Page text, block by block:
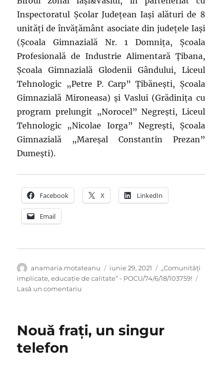
Inspectoratul Școlar Județean Iași alături de 8
unități de învățământ asociate din județele Iași
(Școala Gimnazială Nr. 1 Domnița, Școala
Profesională de Industrie Alimentară Țibana,
Școala Gimnazială Glodenii Gândului, Liceul
Tehnologic „Petre P. Carp” Țibănești, Școala
Gimnazială Mironeasa) și Vaslui (Grădinița cu
program prelungit „Norocel” Negrești, Liceul
Tehnologic „Nicolae Iorga” Negrești, Școala
Gimnazială „Mareșal Constantin Prezan”
Dumești).
Facebook X LinkedIn
Email
Autor
anamaria.motateanu
Publicat
pe
iunie 29, 2021 Categorii
„Comunități
implicate, educație de calitate” - POCU/74/6/18/103759!
Lasă un comentariu
cu
doar
Nouă frați, un singur
telefon